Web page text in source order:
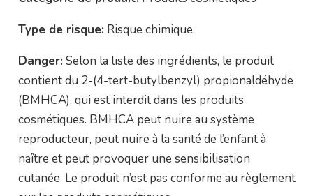
Type de risque: Risque chimique
Danger: Selon la liste des ingrédients, le produit
contient du 2-(4-tert-butylbenzyl) propionaldéhyde
(BMHCA), qui est interdit dans les produits
cosmétiques. BMHCA peut nuire au système
reproducteur, peut nuire à la santé de l’enfant à
naître et peut provoquer une sensibilisation
cutanée. Le produit n’est pas conforme au règlement